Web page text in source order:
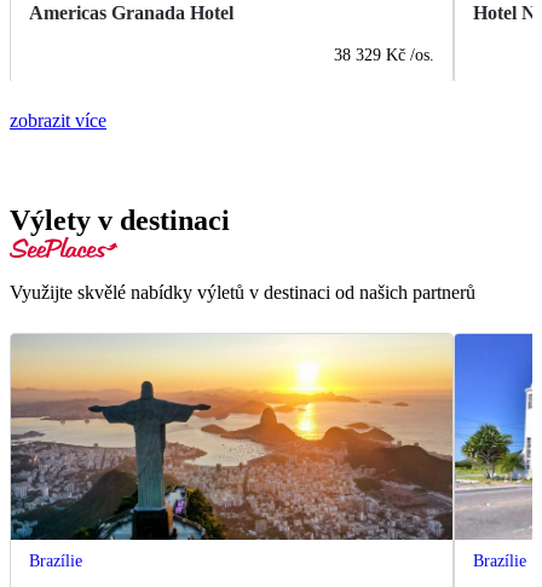
Americas Granada Hotel
38 329 Kč /os.
Hotel
zobrazit více
Výlety v destinaci
Využijte skvělé nabídky výletů v destinaci od našich partnerů
Brazílie Brazílie